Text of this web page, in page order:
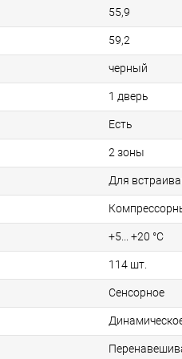
55,9
59,2
черный
1 дверь
Есть
2 зоны
Для
+5... +20 °C
114 шт.
Сенсорное